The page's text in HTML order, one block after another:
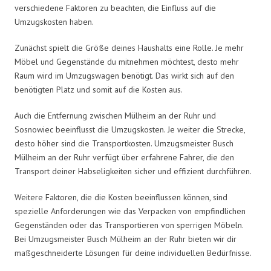
verschiedene Faktoren zu beachten, die Einfluss auf die
Umzugskosten haben.
Zunächst spielt die Größe deines Haushalts eine Rolle. Je mehr
Möbel und Gegenstände du mitnehmen möchtest, desto mehr
Raum wird im Umzugswagen benötigt. Das wirkt sich auf den
benötigten Platz und somit auf die Kosten aus.
Auch die Entfernung zwischen Mülheim an der Ruhr und
Sosnowiec beeinflusst die Umzugskosten. Je weiter die Strecke,
desto höher sind die Transportkosten. Umzugsmeister Busch
Mülheim an der Ruhr verfügt über erfahrene Fahrer, die den
Transport deiner Habseligkeiten sicher und effizient durchführen.
Weitere Faktoren, die die Kosten beeinflussen können, sind
spezielle Anforderungen wie das Verpacken von empfindlichen
Gegenständen oder das Transportieren von sperrigen Möbeln.
Bei Umzugsmeister Busch Mülheim an der Ruhr bieten wir dir
maßgeschneiderte Lösungen für deine individuellen Bedürfnisse.